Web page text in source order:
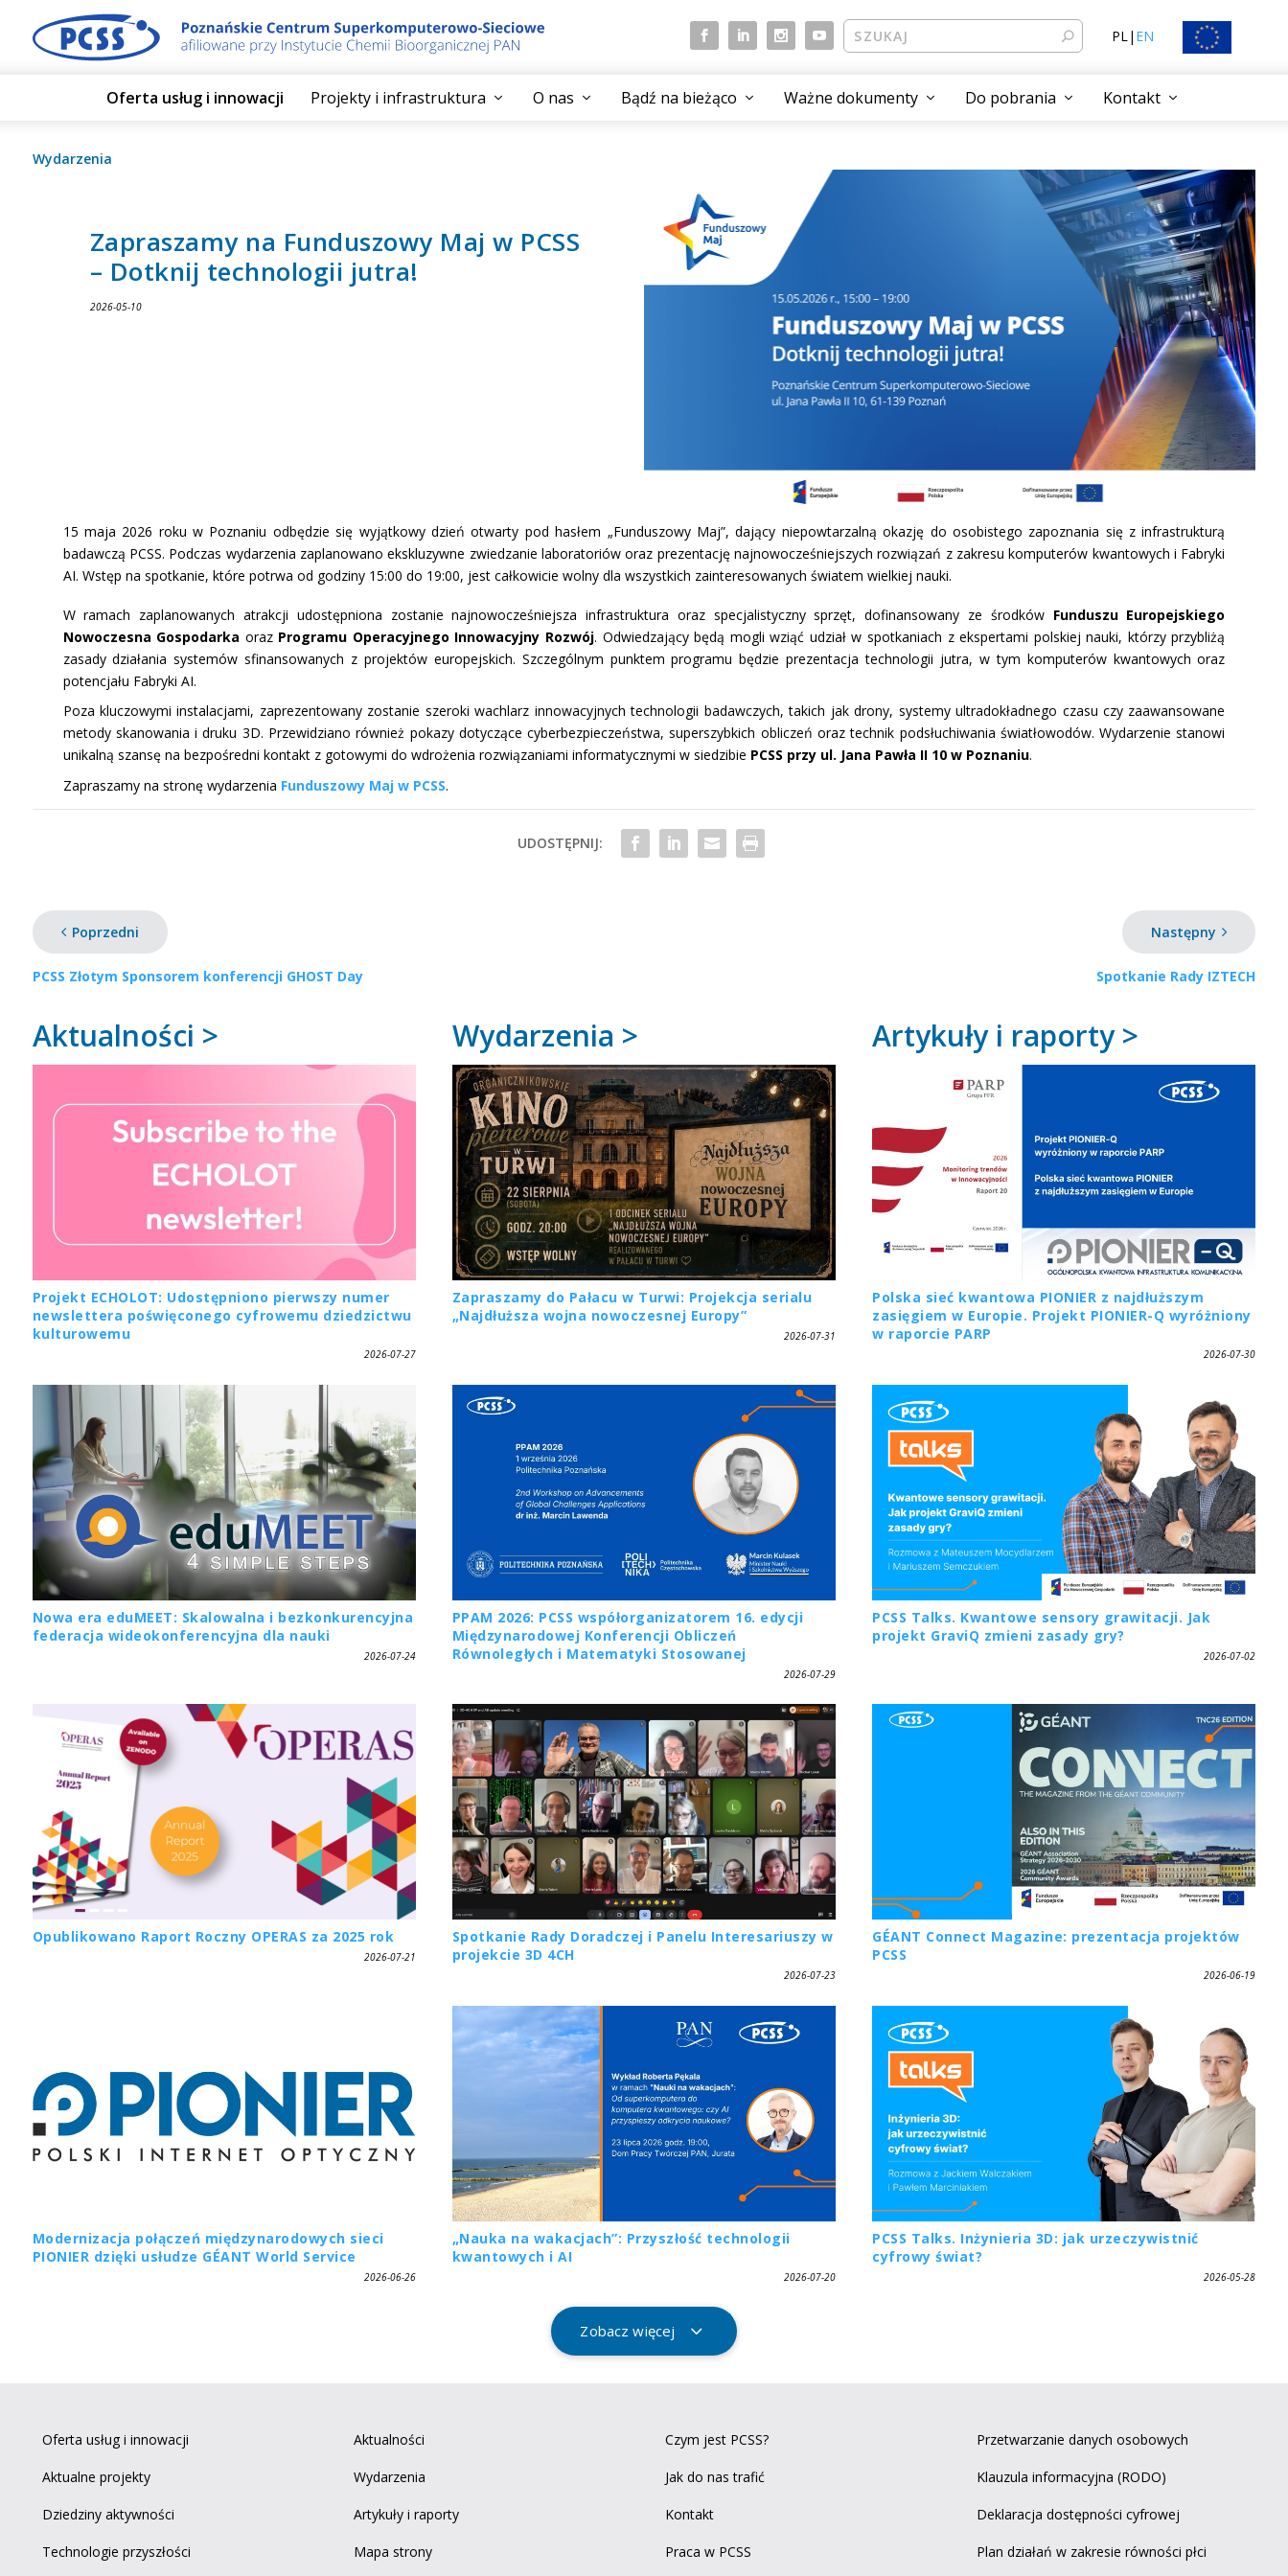
PL| EN
Oferta usług i innowacji Projekty i infrastruktura O nas Bądź na bieżąco Ważne dokumenty Do pobrania Kontakt
Wydarzenia
Zapraszamy na Funduszowy Maj w PCSS
– Dotknij technologii jutra!
2026-05-10
15 maja 2026 roku w Poznaniu odbędzie się wyjątkowy dzień otwarty pod hasłem „Funduszowy Maj”, dający niepowtarzalną okazję do osobistego zapoznania się z infrastrukturą
badawczą PCSS. Podczas wydarzenia zaplanowano ekskluzywne zwiedzanie laboratoriów oraz prezentację najnowocześniejszych rozwiązań z zakresu komputerów kwantowych i Fabryki
AI. Wstęp na spotkanie, które potrwa od godziny 15:00 do 19:00, jest całkowicie wolny dla wszystkich zainteresowanych światem wielkiej nauki.
W ramach zaplanowanych atrakcji udostępniona zostanie najnowocześniejsza infrastruktura oraz specjalistyczny sprzęt, dofinansowany ze środków Funduszu Europejskiego
Nowoczesna Gospodarka oraz Programu Operacyjnego Innowacyjny Rozwój. Odwiedzający będą mogli wziąć udział w spotkaniach z ekspertami polskiej nauki, którzy przybliżą
zasady działania systemów sfinansowanych z projektów europejskich. Szczególnym punktem programu będzie prezentacja technologii jutra, w tym komputerów kwantowych oraz
potencjału Fabryki AI.
Poza kluczowymi instalacjami, zaprezentowany zostanie szeroki wachlarz innowacyjnych technologii badawczych, takich jak drony, systemy ultradokładnego czasu czy zaawansowane
metody skanowania i druku 3D. Przewidziano również pokazy dotyczące cyberbezpieczeństwa, superszybkich obliczeń oraz technik podsłuchiwania światłowodów. Wydarzenie stanowi
unikalną szansę na bezpośredni kontakt z gotowymi do wdrożenia rozwiązaniami informatycznymi w siedzibie PCSS przy ul. Jana Pawła II 10 w Poznaniu.
Zapraszamy na stronę wydarzenia Funduszowy Maj w PCSS.
UDOSTĘPNIJ:
Poprzedni
PCSS Złotym Sponsorem konferencji GHOST Day
Następny
Spotkanie Rady IZTECH
Aktualności > Wydarzenia > Artykuły i raporty >
Projekt ECHOLOT: Udostępniono pierwszy numer
newslettera poświęconego cyfrowemu dziedzictwu
kulturowemu
2026-07-27
Zapraszamy do Pałacu w Turwi: Projekcja serialu
„Najdłuższa wojna nowoczesnej Europy”
2026-07-31
Polska sieć kwantowa PIONIER z najdłuższym
zasięgiem w Europie. Projekt PIONIER-Q wyróżniony
w raporcie PARP
2026-07-30
Nowa era eduMEET: Skalowalna i bezkonkurencyjna
federacja wideokonferencyjna dla nauki
2026-07-24
PPAM 2026: PCSS współorganizatorem 16. edycji
Międzynarodowej Konferencji Obliczeń
Równoległych i Matematyki Stosowanej
2026-07-29
PCSS Talks. Kwantowe sensory grawitacji. Jak
projekt GraviQ zmieni zasady gry?
2026-07-02
Opublikowano Raport Roczny OPERAS za 2025 rok
2026-07-21
Spotkanie Rady Doradczej i Panelu Interesariuszy w
projekcie 3D 4CH
2026-07-23
GÉANT Connect Magazine: prezentacja projektów
PCSS
2026-06-19
Modernizacja połączeń międzynarodowych sieci
PIONIER dzięki usłudze GÉANT World Service
2026-06-26
„Nauka na wakacjach”: Przyszłość technologii
kwantowych i AI
2026-07-20
PCSS Talks. Inżynieria 3D: jak urzeczywistnić
cyfrowy świat?
2026-05-28
Zobacz więcej
Oferta usług i innowacji
Aktualne projekty
Dziedziny aktywności
Technologie przyszłości
Aktualności
Wydarzenia
Artykuły i raporty
Mapa strony
Czym jest PCSS?
Jak do nas trafić
Kontakt
Praca w PCSS
Przetwarzanie danych osobowych
Klauzula informacyjna (RODO)
Deklaracja dostępności cyfrowej
Plan działań w zakresie równości płci